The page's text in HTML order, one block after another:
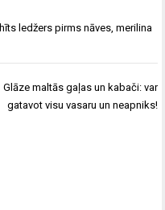
hīts ledžers pirms nāves ,merilina
Glāze maltās gaļas un kabači: var
gatavot visu vasaru un neapniks!